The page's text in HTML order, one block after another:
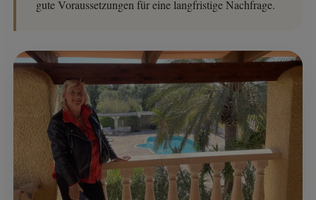
gute Voraussetzungen für eine langfristige Nachfrage.